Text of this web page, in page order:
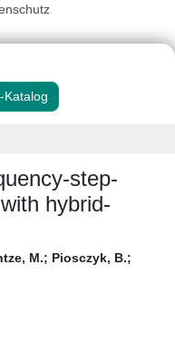
Katalog
step-
hybrid-
M.; Piosczyk, B.;